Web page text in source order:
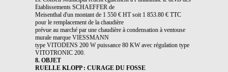
Etablissements SCHAEFFER de
Meisenthal d'un montant de 1 550 € HT soit 1 853.80 € TTC
pour le remplacement de la chaudière
prévue au marché par une chaudière à condensation à ventouse
murale marque VIESSMANN
type VITODENS 200 W puissance 80 KW avec régulation type
VITOTRONIC 200.
8. OBJET
RUELLE KLOPP : CURAGE DU FOSSE